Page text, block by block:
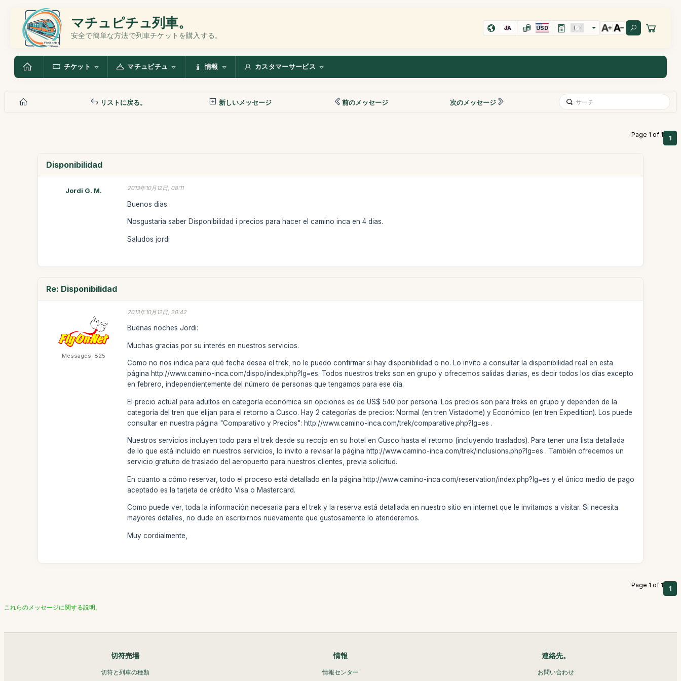
マチュピチュ列車。
安全で簡単な方法で列車チケットを購入する。
JA USD
チケット マチュピチュ 情報 カスタマーサービス
リストに戻る。 新しいメッセージ 前のメッセージ 次のメッセージ
Page 1 of 1 1
Disponibilidad
Jordi G. M. 2013年10月12日, 08:11
Buenos dias.
Nosgustaria saber Disponibilidad i precios para hacer el camino inca en 4 dias.
Saludos jordi
Re: Disponibilidad
Messages: 825
2013年10月12日, 20:42
Buenas noches Jordi:
Muchas gracias por su interés en nuestros servicios.
Como no nos indica para qué fecha desea el trek, no le puedo confirmar si hay disponibilidad o no. Lo invito a consultar la disponibilidad real en esta
página http://www.camino-inca.com/dispo/index.php?lg=es. Todos nuestros treks son en grupo y ofrecemos salidas diarias, es decir todos los días excepto
en febrero, independientemente del número de personas que tengamos para ese día.
El precio actual para adultos en categoría económica sin opciones es de US$ 540 por persona. Los precios son para treks en grupo y dependen de la
categoría del tren que elijan para el retorno a Cusco. Hay 2 categorías de precios: Normal (en tren Vistadome) y Económico (en tren Expedition). Los puede
consultar en nuestra página "Comparativo y Precios": http://www.camino-inca.com/trek/comparative.php?lg=es .
Nuestros servicios incluyen todo para el trek desde su recojo en su hotel en Cusco hasta el retorno (incluyendo traslados). Para tener una lista detallada
de lo que está incluido en nuestros servicios, lo invito a revisar la página http://www.camino-inca.com/trek/inclusions.php?lg=es . También ofrecemos un
servicio gratuito de traslado del aeropuerto para nuestros clientes, previa solicitud.
En cuanto a cómo reservar, todo el proceso está detallado en la página http://www.camino-inca.com/reservation/index.php?lg=es y el único medio de pago
aceptado es la tarjeta de crédito Visa o Mastercard.
Como puede ver, toda la información necesaria para el trek y la reserva está detallada en nuestro sitio en internet que le invitamos a visitar. Si necesita
mayores detalles, no dude en escribirnos nuevamente que gustosamente lo atenderemos.
Muy cordialmente,
Page 1 of 1 1
これらのメッセージに関する説明。
切符売場
切符と列車の種類
情報
情報センター
連絡先。
お問い合わせ